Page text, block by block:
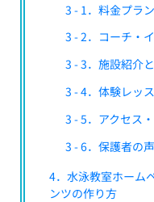
3 - 1．料金プラ
3 - 2．コーチ・
3 - 3．施設紹介
3 - 4．体験レッ
3 - 5．アクセス
3 - 6．保護者の
4．水泳教室ホーム
ンツの作り方